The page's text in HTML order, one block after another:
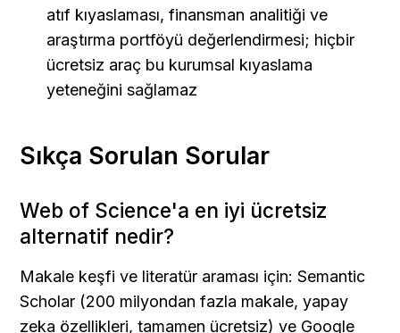
atıf kıyaslaması, finansman analitiği ve
araştırma portföyü değerlendirmesi; hiçbir
ücretsiz araç bu kurumsal kıyaslama
yeteneğini sağlamaz
Sıkça Sorulan Sorular
Web of Science'a en iyi ücretsiz
alternatif nedir?
Makale keşfi ve literatür araması için: Semantic
Scholar (200 milyondan fazla makale, yapay
zeka özellikleri, tamamen ücretsiz) ve Google